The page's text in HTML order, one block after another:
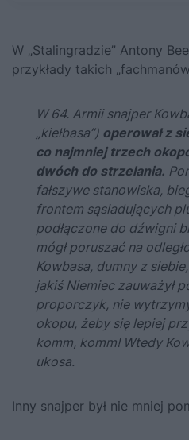
W „Stalingradzie” Antony
przykłady takich
W 64. Armii snajper
„kiełbasa”) operował z
co najmniej trzech
dwóch do strzelania.
fałszywe stanowiska,
frontem sąsiadujących
podłączone do dźwigni
mógł poruszać na
Kowbasa, dumny z
jakiś Niemiec zauważył
proporczyk, nie
okopu, żeby się lepiej
komm, komm! Wtedy
ukosa.
Inny snajper był nie mniej